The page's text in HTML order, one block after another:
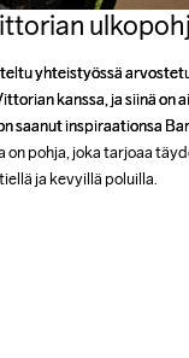
yhteistyössä
kanssa, ja siinä on
saanut inspiraationsa
pohja, joka tarjoaa
ja kevyillä poluilla.
yhteistyössä
kanssa, ja siinä on
saanut inspiraationsa
pohja, joka tarjoaa
ja kevyillä poluilla.